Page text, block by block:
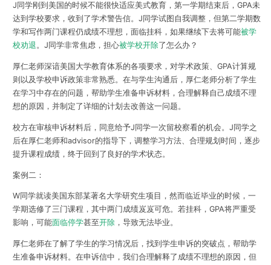
J同学刚到美国的时候不能很快适应美式教育，第一学期结束后，GPA未
达到学校要求，收到了学术警告信。J同学试图自我调整，但第二学期数
学和写作两门课程仍成绩不理想，面临挂科，如果继续下去将可能被学
校劝退。J同学非常焦虑，担心被学校开除了怎么办？
厚仁老师深谙美国大学教育体系的各项要求，对学术政策、GPA计算规
则以及学校申诉政策非常熟悉。在与学生沟通后，厚仁老师分析了学生
在学习中存在的问题，帮助学生准备申诉材料，合理解释自己成绩不理
想的原因，并制定了详细的计划去改善这一问题。
校方在审核申诉材料后，同意给予J同学一次留校察看的机会。J同学之
后在厚仁老师和advisor的指导下，调整学习方法、合理规划时间，逐步
提升课程成绩，终于回到了良好的学术状态。
案例二：
W同学就读美国东部某著名大学研究生项目，然而临近毕业的时候，一
学期选修了三门课程，其中两门成绩岌岌可危。若挂科，GPA将严重受
影响，可能面临停学甚至开除，导致无法毕业。
厚仁老师在了解了学生的学习情况后，找到学生申诉的突破点，帮助学
生准备申诉材料。在申诉信中，我们合理解释了成绩不理想的原因，但